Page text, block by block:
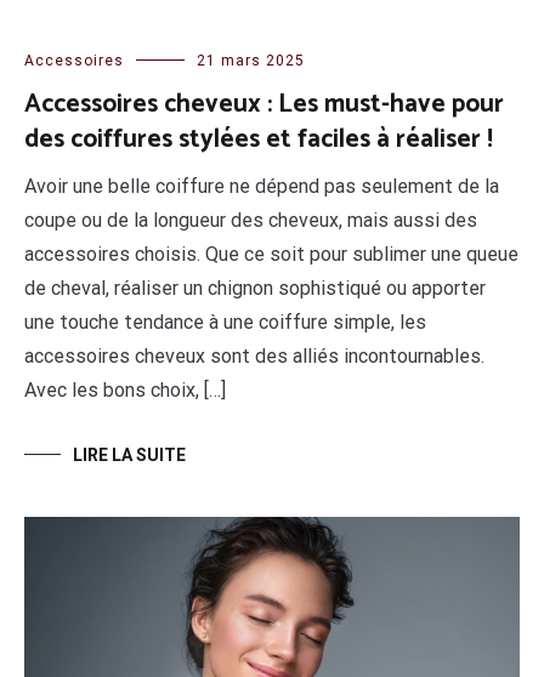
Accessoires 21 mars 2025
Accessoires cheveux : Les must-have pour
des coiffures stylées et faciles à réaliser !
Avoir une belle coiffure ne dépend pas seulement de la
coupe ou de la longueur des cheveux, mais aussi des
accessoires choisis. Que ce soit pour sublimer une queue
de cheval, réaliser un chignon sophistiqué ou apporter
une touche tendance à une coiffure simple, les
accessoires cheveux sont des alliés incontournables.
Avec les bons choix, […]
LIRE LA SUITE